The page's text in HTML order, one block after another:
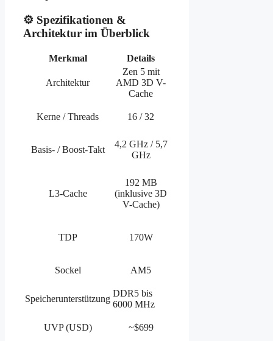
⚙️ Spezifikationen &
Architektur im Überblick
Merkmal Details
Architektur
Zen 5 mit
AMD 3D V-
Cache
Kerne / Threads 16 / 32
Basis- / Boost-Takt
4,2 GHz / 5,7
GHz
L3-Cache
192 MB
(inklusive 3D
V-Cache)
TDP 170W
Sockel AM5
Speicherunterstützung
DDR5 bis
6000 MHz
UVP (USD) ~$699